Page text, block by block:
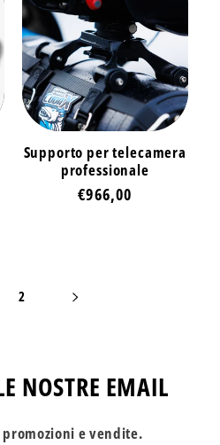
Supporto per telecamera
professionale
Prezzo
€966,00
2
NOSTRE EMAIL
e vendite.